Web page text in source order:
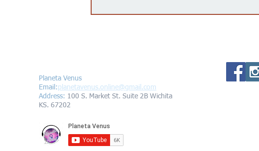
Planeta Venus
Email:planetavenus.online@gmail.com
Address: 100 S. Market St. Suite 2B Wichita
KS. 67202